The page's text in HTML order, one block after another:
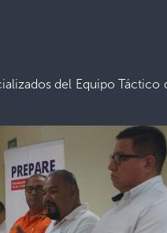
del Equipo Táctico